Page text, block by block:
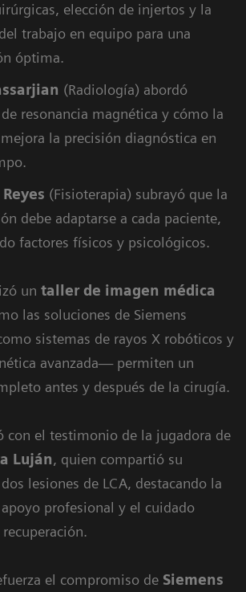
elección de injertos y la
trabajo en equipo para una
óptima.
(Radiología) abordó
resonancia magnética y cómo la
la precisión diagnóstica en
(Fisioterapia) subrayó que la
debe adaptarse a cada paciente,
factores físicos y psicológicos.
un taller de imagen médica
las soluciones de Siemens
sistemas de rayos X robóticos y
avanzada— permiten un
antes y después de la cirugía.
con el testimonio de la jugadora de
Luján, quien compartió su
lesiones de LCA, destacando la
profesional y el cuidado
el compromiso de Siemens